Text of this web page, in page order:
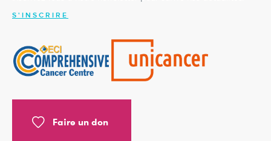
S'INSCRIRE
Faire un don